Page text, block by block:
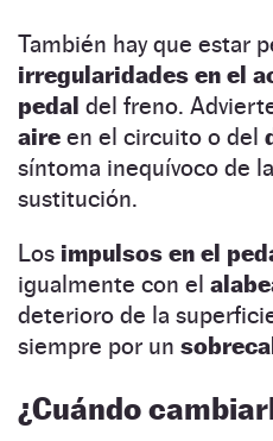
También hay que estar
irregularidades en el
pedal del freno.
aire en el circuito o del
síntoma inequívoco de
sustitución.
Los impulsos en el
igualmente con el
deterioro de la
siempre por un
¿Cuándo